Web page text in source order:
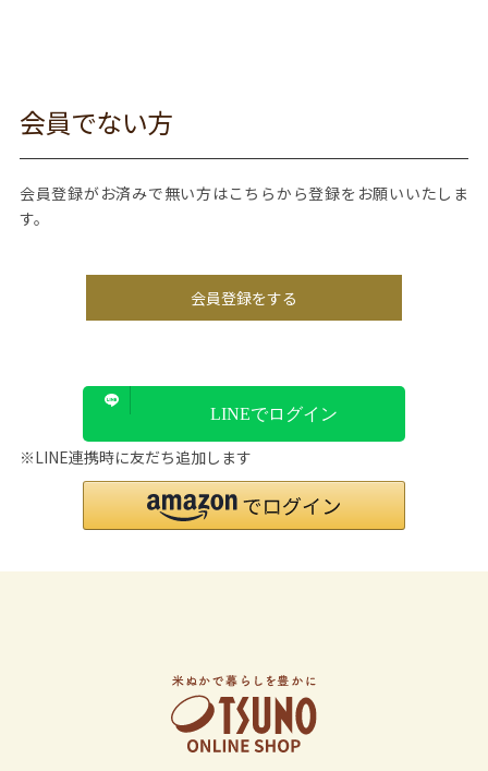
会員でない方
会員登録がお済みで無い方はこちらから登録をお願いいたしま
す。
会員登録をする
LINEでログイン
※LINE連携時に友だち追加します